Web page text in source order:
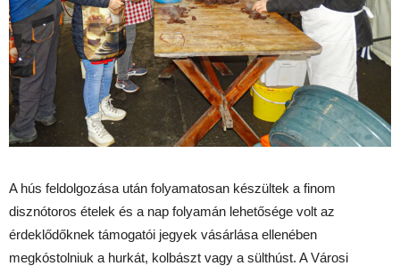
A hús feldolgozása után folyamatosan készültek a finom
disznótoros ételek és a nap folyamán lehetősége volt az
érdeklődőknek támogatói jegyek vásárlása ellenében
megkóstolniuk a hurkát, kolbászt vagy a sülthúst. A Városi